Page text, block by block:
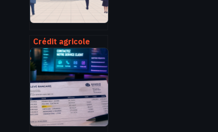
Crédit agricole
paris 16 : agences,
horaires, services
et contacts